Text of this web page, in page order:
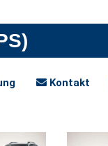
Kontakt